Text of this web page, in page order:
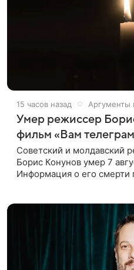
15 часов назад Аргументы
Умер режиссер
фильм «Вам
Советский и молдавский
Борис Конунов умер 7
Информация о его смерти